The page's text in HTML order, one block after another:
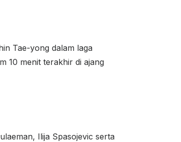
Tae-yong dalam laga
10 menit terakhir di ajang
Ilija Spasojevic serta